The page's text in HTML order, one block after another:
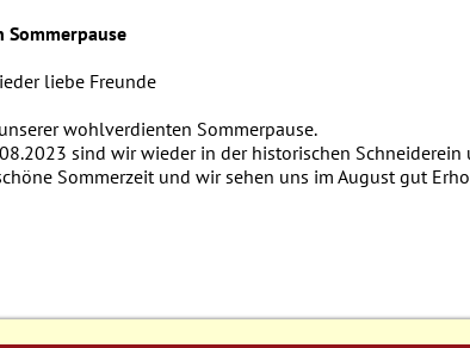
Sommerpause
liebe Freunde
wohlverdienten Sommerpause.
sind wir wieder in der historischen Schneiderein
Sommerzeit und wir sehen uns im August gut